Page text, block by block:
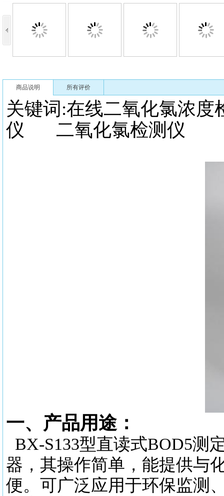
商品说明 所有评价
关键词:在线二氧化氯浓
仪 二氧化氯检测仪
一、产品用途：
BX-S133型直读式BOD5测
器，其操作简单，能提供与
便。可广泛应用于环保监测